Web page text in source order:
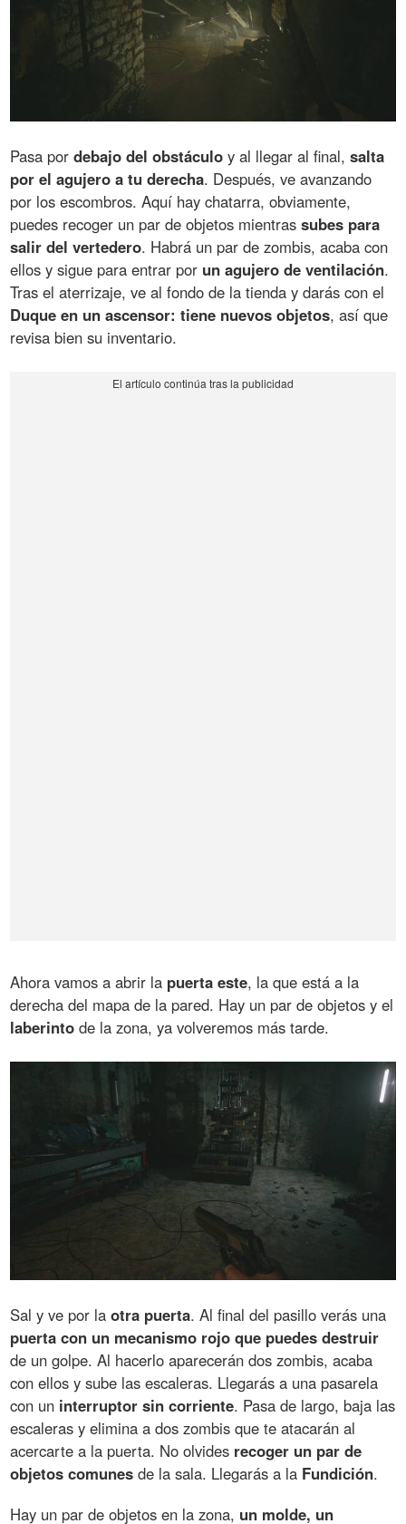
Pasa pordebajo del obstáculo y al llegar al final,salta
por el agujero a tu derecha. Después, ve avanzando
por los escombros. Aquí hay chatarra, obviamente,
puedes recoger un par de objetos mientrassubes para
salir del vertedero. Habrá un par de zombis, acaba con
ellos y sigue para entrar por un agujero de ventilación.
Tras el aterrizaje, ve al fondo de la tienda y darás con el
Duque en un ascensor: tiene nuevos objetos, así que
revisa bien su inventario.
Ahora vamos a abrir la puerta este, la que está a la
derecha del mapa de la pared. Hay un par de objetos y el
laberinto de la zona, ya volveremos más tarde.
Sal y ve por laotra puerta. Al final del pasillo verás una
puerta con un mecanismo rojo que puedes destruir
de un golpe. Al hacerlo aparecerán dos zombis, acaba
con ellos y sube las escaleras. Llegarás a una pasarela
con un interruptor sin corriente. Pasa de largo, baja las
escaleras y elimina a dos zombis que te atacarán al
acercarte a la puerta. No olvides recoger un par de
objetos comunes de la sala. Llegarás a la Fundición.
Hay un par de objetos en la zona, un molde, un